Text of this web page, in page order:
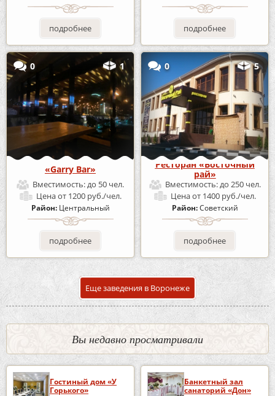
подробнее подробнее
0 1
«Garry Bar»
Вместимость:до 50 чел.
Ценаот 1200 руб./чел.
Район: Центральный
подробнее
0 5
Ресторан «Восточный
рай»
Вместимость:до 250 чел.
Ценаот 1400 руб./чел.
Район:Советский
подробнее
Еще заведения в Воронеже
Вы недавно просматривали
Гостиный дом «У
Горького»
Банкетный зал
санаторий «Дон»